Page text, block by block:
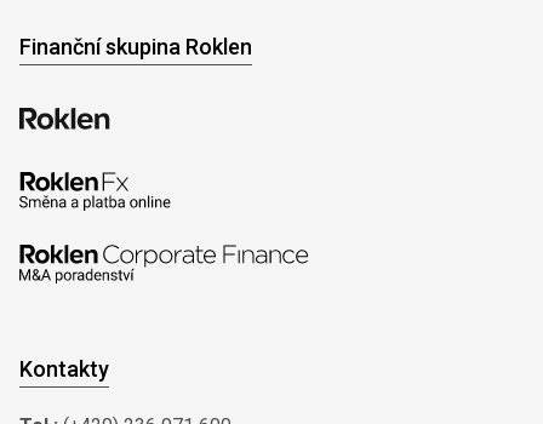
Finanční skupina Roklen
Kontakty